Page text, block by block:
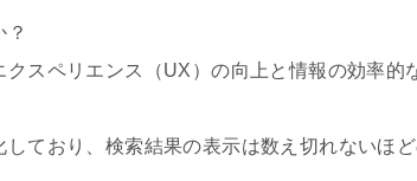
スペリエンス（UX）の向上と情報の効率的
ており、検索結果の表示は数え切れないほ